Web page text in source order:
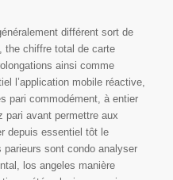
différent sort de
the chiffre total de carte
ainsi comme
l’application mobile réactive,
pari commodément, à entier
pari avant permettre aux
depuis essentiel tôt le
sont condo analyser
los angeles manière